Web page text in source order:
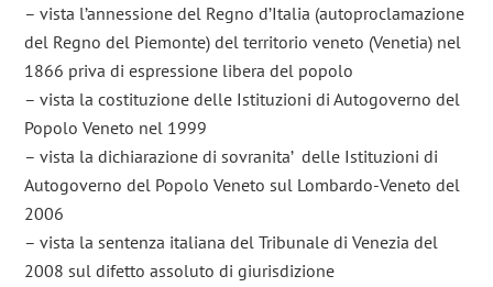
– vista l’annessione del Regno d’Italia (autoproclamazione
del Regno del Piemonte) del territorio veneto (Venetia) nel
1866 priva di espressione libera del popolo
– vista la costituzione delle Istituzioni di Autogoverno del
Popolo Veneto nel 1999
– vista la dichiarazione di sovranita’ delle Istituzioni di
Autogoverno del Popolo Veneto sul Lombardo-Veneto del
2006
– vista la sentenza italiana del Tribunale di Venezia del
2008 sul difetto assoluto di giurisdizione